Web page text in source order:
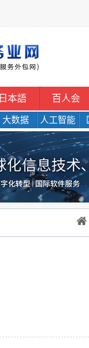
日本語 百人会
大数据 人工智能